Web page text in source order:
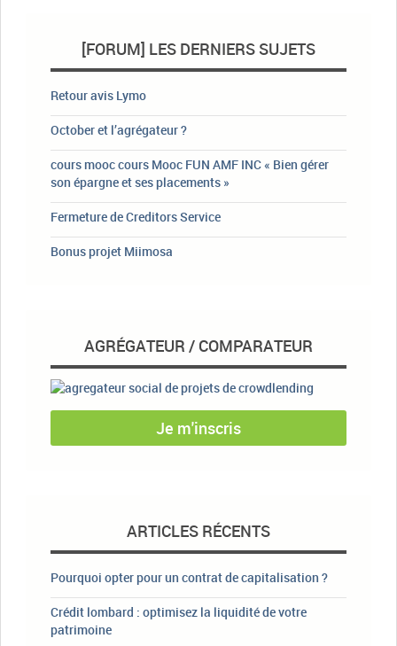
[FORUM] LES DERNIERS SUJETS
Retour avis Lymo
October et l’agrégateur ?
cours mooc cours Mooc FUN AMF INC « Bien gérer
son épargne et ses placements »
Fermeture de Creditors Service
Bonus projet Miimosa
AGRÉGATEUR / COMPARATEUR
Je m'inscris
ARTICLES RÉCENTS
Pourquoi opter pour un contrat de capitalisation ?
Crédit lombard : optimisez la liquidité de votre
patrimoine